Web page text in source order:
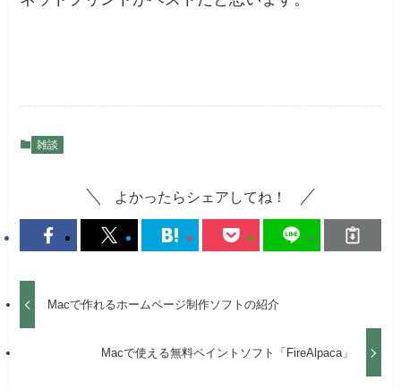
雑談
よかったらシェアしてね！
Macで作れるホームページ制作ソフトの紹介
Macで使える無料ペイントソフト「FireAlpaca」